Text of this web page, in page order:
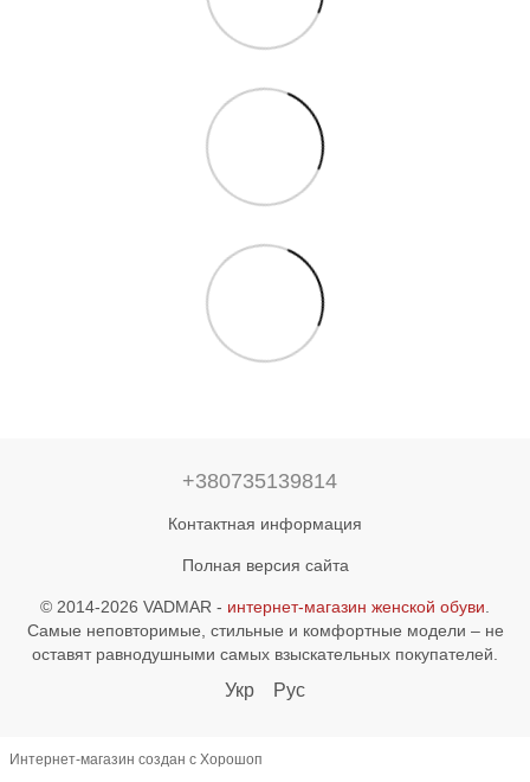
+380735139814
Контактная информация
Полная версия сайта
© 2014-2026 VADMAR - интернет-магазин женской обуви
Самые неповторимые, стильные и комфортные модели – не
оставят равнодушными самых взыскательных покупателей.
Укр Рус
Интернет-магазин создан с Хорошоп